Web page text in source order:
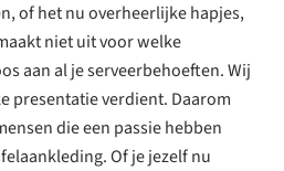
of het nu overheerlijke hapjes,
niet uit voor welke
aan al je serveerbehoeften. Wij
presentatie verdient. Daarom
die een passie hebben
Of je jezelf nu